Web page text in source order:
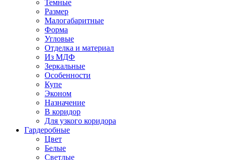
Темные
Размер
Малогабаритные
Форма
Угловые
Отделка и материал
Из МДФ
Зеркальные
Особенности
Купе
Эконом
Назначение
В коридор
Для узкого коридора
Гардеробные
Цвет
Белые
Светлые